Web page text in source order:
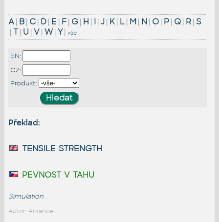
A| B| C| D| E | F| G| H | I| J| K| L| M| N| O| P| Q| R| S
| T| U | V| W| Y| vše
EN:
CZ:
Produkt:
Překlad:
tensile strength
pevnost v tahu
Simulation
Autor: Arkance